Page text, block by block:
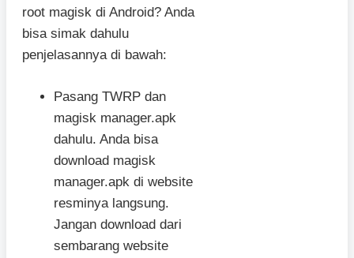
root magisk di Android? Anda
bisa simak dahulu
penjelasannya di bawah:
Pasang TWRP dan
magisk manager.apk
dahulu. Anda bisa
download magisk
manager.apk di website
resminya langsung.
Jangan download dari
sembarang website